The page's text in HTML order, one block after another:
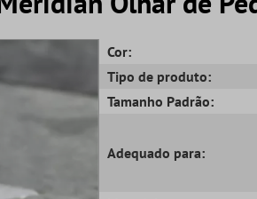
Cor:
Tipo de produto:
Tamanho Padrão:
Adequado para: